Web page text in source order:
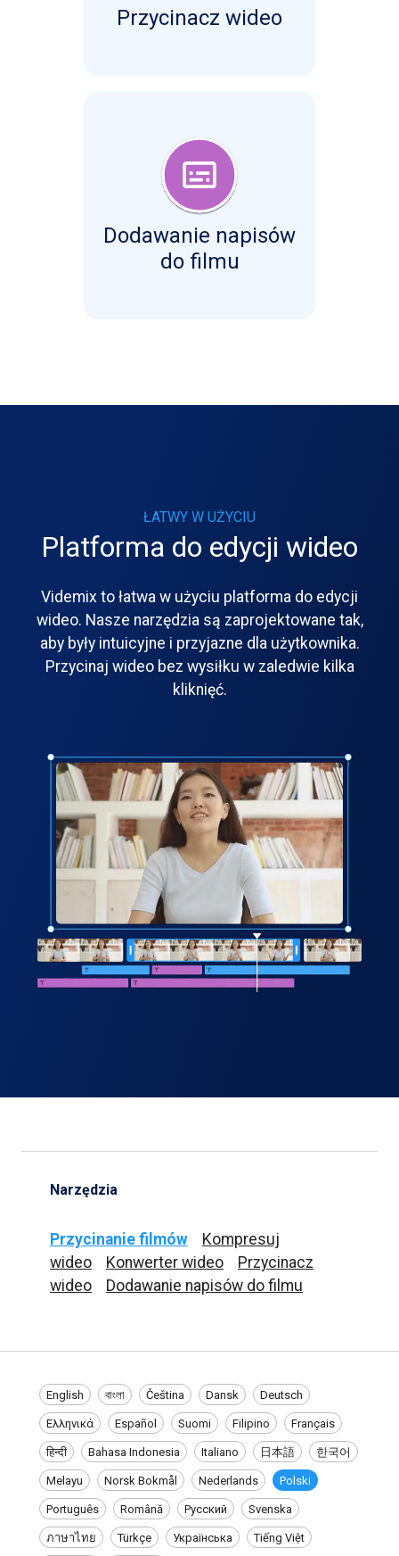
Przycinacz wideo
Dodawanie napisów
do filmu
ŁATWY W UŻYCIU
Platforma do edycji wideo
Videmix to łatwa w użyciu platforma do edycji
wideo. Nasze narzędzia są zaprojektowane tak,
aby były intuicyjne i przyjazne dla użytkownika.
Przycinaj wideo bez wysiłku w zaledwie kilka
kliknięć.
Narzędzia
Przycinanie filmów
Kompresuj
wideo
Konwerter wideo
Przycinacz
wideo
Dodawanie napisów do filmu
English বাংলা Čeština Dansk Deutsch
Ελληνικά Español Suomi Filipino Français
हिन्दी Bahasa Indonesia Italiano 日本語 한국어
Melayu Norsk Bokmål Nederlands Polski
Português Română Русский Svenska
ภาษาไทย Türkçe Українська Tiếng Việt